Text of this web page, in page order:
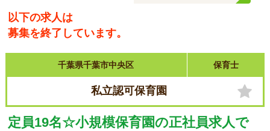
以下の求人は
募集を終了しています。
千葉県千葉市中央区 保育士
私立認可保育園
定員19名☆小規模保育園の正社員求人で